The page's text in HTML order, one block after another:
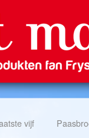
vijf